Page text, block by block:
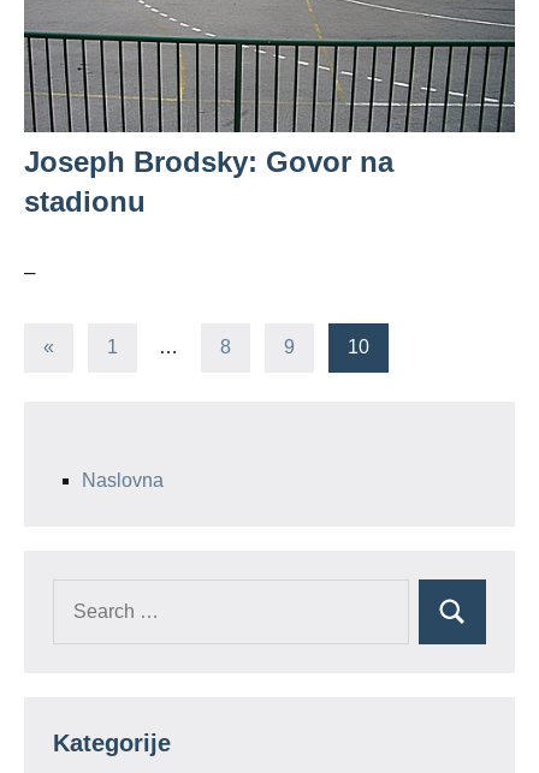
Joseph Brodsky: Govor na
stadionu
–
Posts
« Previous
1 … 8 9 10
Naslovna
Search
Kategorije